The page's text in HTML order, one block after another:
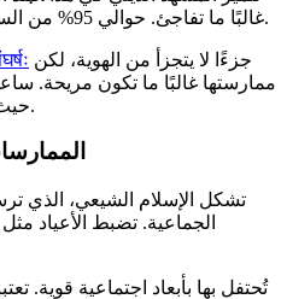
غالبًا ما تفاجئ. حوالي 95% من السكان مسلمون، مع أغلبية شيعية.
ممارستها غالبًا ما تكون مريحة.
حيث تمتزج الإيمان بالعادات المحلية.
تشكل الإسلام الشيعي، الذي
الجماعية. تضبط الأعياد
تُحتفل بها بأبعاد اجتماعية قوية.